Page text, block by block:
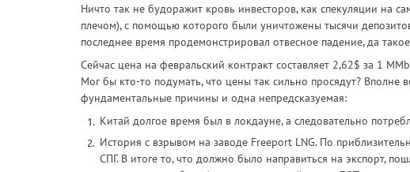
Ничто так не будоражит кровь инвесторов, как спекуляции на
плечом), с помощью которого были уничтожены тысячи
последнее время продемонстрировал отвесное падение, да
Сейчас цена на февральский контракт составляет 2,62$ за 1
Мог бы кто-то подумать, что цены так сильно просядут? Вполне
фундаментальные причины и одна непредсказуемая:
Китай долгое время был в локдауне, а следовательно
История с взрывом на заводе Freeport LNG. По
СПГ. В итоге то, что должно было направиться на экспорт,